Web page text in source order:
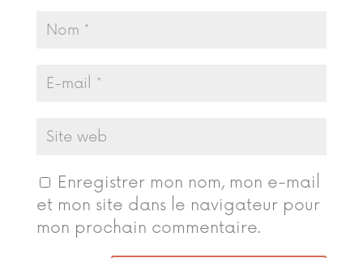
Enregistrer mon nom, mon e-mail
et mon site dans le navigateur pour
mon prochain commentaire.